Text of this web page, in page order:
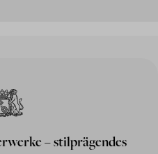
– stilprägendes